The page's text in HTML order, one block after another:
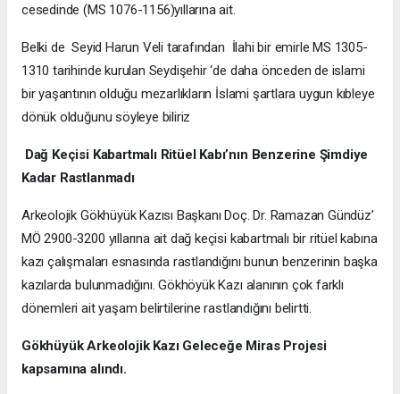
cesedinde (MS 1076-1156)yıllarına ait.
Belki de Seyid Harun Veli tarafından İlahi bir emirle MS 1305-
1310 tarihinde kurulan Seydişehir ‘de daha önceden de islami
bir yaşantının olduğu mezarlıkların İslami şartlara uygun kıbleye
dönük olduğunu söyleye biliriz
Dağ Keçisi Kabartmalı Ritüel Kabı’nın Benzerine Şimdiye
Kadar Rastlanmadı
Arkeolojik Gökhüyük Kazısı Başkanı Doç. Dr. Ramazan Gündüz’
MÖ 2900-3200 yıllarına ait dağ keçisi kabartmalı bir ritüel kabına
kazı çalışmaları esnasında rastlandığını bunun benzerinin başka
kazılarda bulunmadığını. Gökhöyük Kazı alanının çok farklı
dönemleri ait yaşam belirtilerine rastlandığını belirtti.
Gökhüyük Arkeolojik Kazı Geleceğe Miras Projesi
kapsamına alındı.